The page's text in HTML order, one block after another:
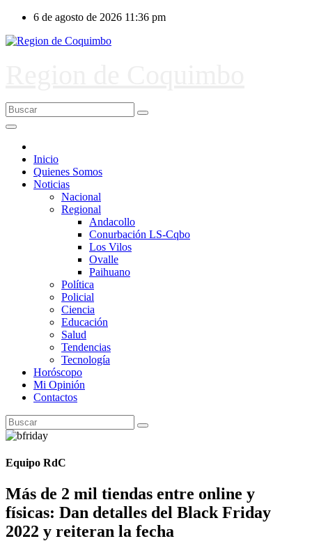
contenido
6 de agosto de 2026 11:36 pm
Inicio
Quienes Somos
Noticias
Nacional
Regional
Andacollo
Conurbación LS-Cqbo
Los Vilos
Ovalle
Paihuano
Política
Policial
Ciencia
Educación
Salud
Tendencias
Tecnología
Horóscopo
Mi Opinión
Contactos
Equipo RdC
Más de 2 mil tiendas entre online y
físicas: Dan detalles del Black Friday
2022 y reiteran la fecha